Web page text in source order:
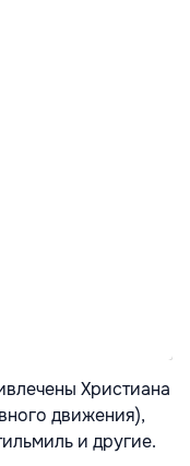
Христиана
движения),
и другие.